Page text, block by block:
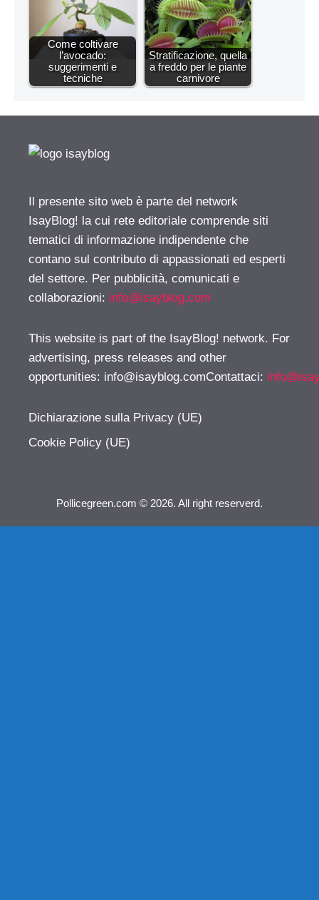
Come coltivare
l’avocado:
suggerimenti e
tecniche
Stratificazione, quella
a freddo per le piante
carnivore
Il presente sito web è parte del network
IsayBlog! la cui rete editoriale comprende siti
tematici di informazione indipendente che
contano sul contributo di appassionati ed esperti
del settore. Per pubblicità, comunicati e
collaborazioni: info@isayblog.com
This website is part of the IsayBlog! network. For
advertising, press releases and other
opportunities: info@isayblog.comContattaci:
Dichiarazione sulla Privacy (UE)
Cookie Policy (UE)
Pollicegreen.com © 2026. All right reserverd.